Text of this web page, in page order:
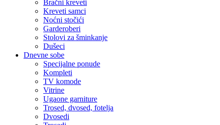
Bračni kreveti
Kreveti samci
Noćni stočići
Garderoberi
Stolovi za šminkanje
Dušeci
Dnevne sobe
Specijalne ponude
Kompleti
TV komode
Vitrine
Ugaone garniture
Trosed, dvosed, fotelja
Dvosedi